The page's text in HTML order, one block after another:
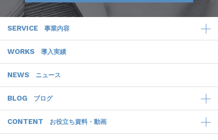
SERVICE 事業内容
WORKS 導入実績
NEWS ニュース
BLOG ブログ
CONTENT お役立ち資料・動画